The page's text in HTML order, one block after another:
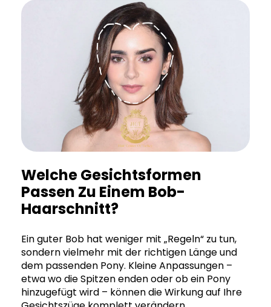
Welche Gesichtsformen
Passen Zu Einem Bob-
Haarschnitt?
Ein guter Bob hat weniger mit „Regeln“ zu tun,
sondern vielmehr mit der richtigen Länge und
dem passenden Pony. Kleine Anpassungen –
etwa wo die Spitzen enden oder ob ein Pony
hinzugefügt wird – können die Wirkung auf Ihre